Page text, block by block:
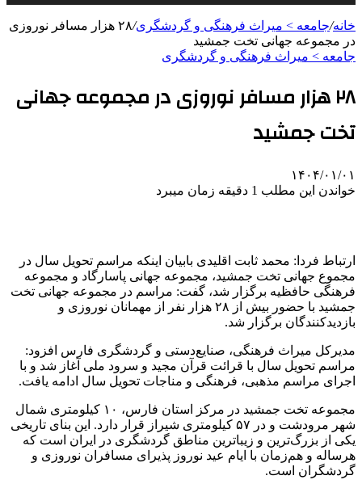
خانه/جامعه > میراث فرهنگی و گردشگری/
۲۸ هزار مسافر نوروزی
در مجموعه جهانی تخت جمشید
جامعه > میراث فرهنگی و گردشگری
۲۸ هزار مسافر نوروزی در مجموعه جهانی
تخت جمشید
۱۴۰۴/۰۱/۰۱
خواندن این مطلب 1 دقیقه زمان میبرد
ارتباط فردا: محمد ثابت اقلیدی بابیان اینکه مراسم تحویل سال در
مجموع جهانی تخت جمشید، مجموعه جهانی پاسارگاد و مجموعه
فرهنگی حافظیه برگزار شد، گفت: مراسم در مجموعه جهانی تخت
جمشید با حضور بیش از ۲۸ هزار نفر از مهمانان نوروزی و
بازدیدکنندگان برگزار شد.
مدیرکل میراث فرهنگی، صنایع‌دستی و گردشگری فارس افزود:
مراسم تحویل سال با قرائت قرآن مجید و سرود ملی آغاز شد و با
اجرای مراسم مذهبی، فرهنگی و مناجات تحویل سال ادامه یافت.
مجموعه تخت جمشید در مرکز استان فارس، ۱۰ کیلومتری شمال
شهر مرودشت و در ۵۷ کیلومتری شیراز قرار دارد. این بنای تاریخی
یکی از بزرگ‌ترین و زیباترین مناطق گردشگری در ایران است که
هرساله و هم‌زمان با ایام عید نوروز پذیرای مسافران نوروزی و
گردشگران است.